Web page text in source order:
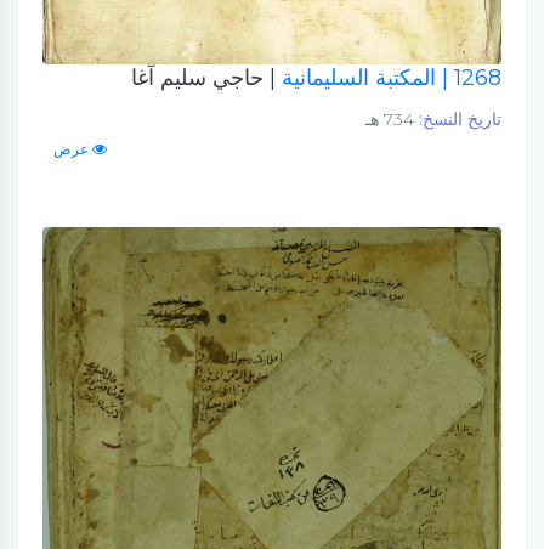
1268 | المكتبة السليمانية | حاجي سليم آغا
تاريخ النسخ:
عرض